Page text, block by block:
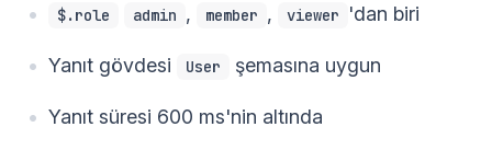
$.role admin , member , viewer 'dan biri
Yanıt gövdesi User şemasına uygun
Yanıt süresi 600 ms'nin altında